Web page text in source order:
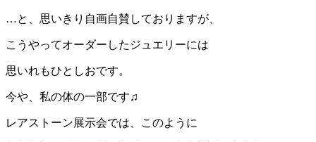
…と、思いきり自画自賛しておりますが、
こうやってオーダーしたジュエリーには
思いれもひとしおです。
今や、私の体の一部です♫
レアストーン展示会では、このように